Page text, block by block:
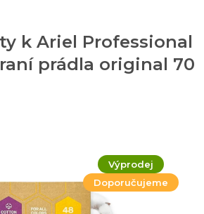
k Ariel Professional
prádla original 70
Výprodej
Doporučujeme